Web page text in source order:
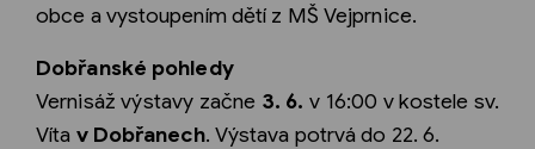
obce a vystoupením dětí z MŠ Vejprnice.
Dobřanské pohledy
Vernisáž výstavy začne 3. 6. v 16:00 v kostele sv.
Víta v Dobřanech. Výstava potrvá do 22. 6.